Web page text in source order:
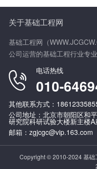
关于基础工程网
基础工程网（
公司运营的基础工程行业专
电话热线
010-
其他联系方式：
公司地址：北京市朝阳区和
研究院科研试验大楼新主楼A
邮箱：zgjcgc@vip.163.com
Copyright © 2010-2024 基础